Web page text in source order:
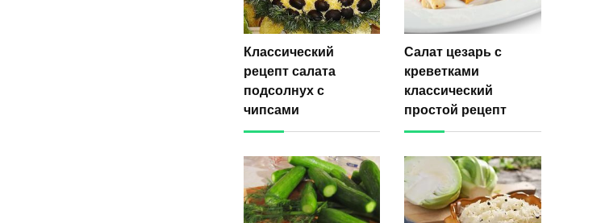
Классический
рецепт салата
подсолнух с
чипсами
Салат цезарь с
креветками
классический
простой рецепт